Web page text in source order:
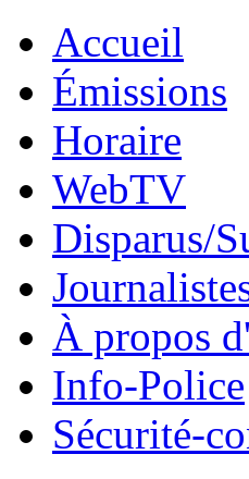
Accueil
Émissions
Horaire
WebTV
Disparus/
À propos
Info-Police
Sécurité-